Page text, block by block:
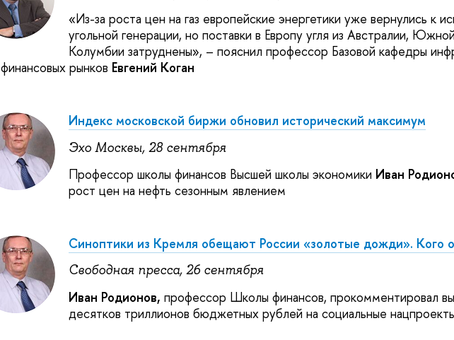
«Из-за роста цен на газ европейские энергетики уже вернулись к
угольной генерации, но поставки в Европу угля из Австралии,
Колумбии затруднены», – пояснил профессор Базовой кафедры
финансовых рынков Евгений Коган
Индекс московской биржи обновил исторический максимум
Эхо Москвы, 28 сентября
Профессор школы финансов Высшей школы экономики Иван
рост цен на нефть сезонным явлением
Синоптики из Кремля обещают России «золотые дожди». Кого
Свободная пресса, 26 сентября
Иван Родионов, профессор Школы финансов, прокомментировал
десятков триллионов бюджетных рублей на социальные